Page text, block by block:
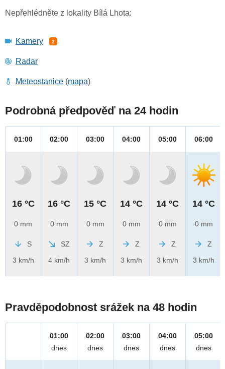
Nepřehlédněte z lokality Bílá Lhota:
Kamery 2
Radar
Meteostanice (mapa)
Podrobná předpověď na 24 hodin
01:00
16 °C
0 mm
S
3 km/h
02:00
16 °C
0 mm
SZ
4 km/h
03:00
15 °C
0 mm
Z
3 km/h
04:00
14 °C
0 mm
Z
3 km/h
05:00
14 °C
0 mm
Z
3 km/h
06:00
14 °C
0 mm
Z
3 km/h
Pravděpodobnost srážek na 48 hodin
01:00
dnes
02:00
dnes
03:00
dnes
04:00
dnes
05:00
dnes